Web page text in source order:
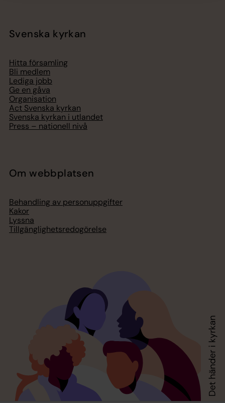
Svenska kyrkan
Hitta församling
Bli medlem
Lediga jobb
Ge en gåva
Organisation
Act Svenska kyrkan
Svenska kyrkan i utlandet
Press – nationell nivå
Om webbplatsen
Behandling av personuppgifter
Kakor
Lyssna
Tillgänglighetsredogörelse